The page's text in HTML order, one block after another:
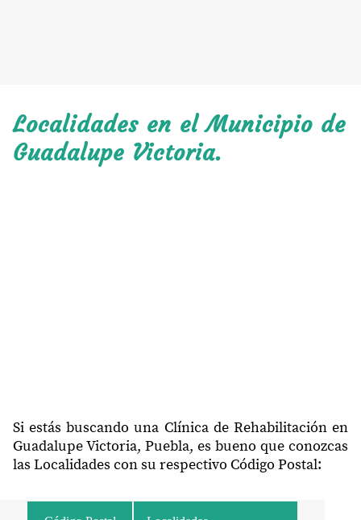
Localidades en el Municipio de
Guadalupe Victoria.
Si estás buscando una Clínica de Rehabilitación en
Guadalupe Victoria, Puebla, es bueno que conozcas
las Localidades con su respectivo Código Postal: